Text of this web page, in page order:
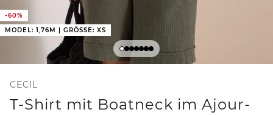
-60%
MODEL: 1,76M | GRÖSSE: XS
CECIL
T-Shirt mit Boatneck im Ajour-